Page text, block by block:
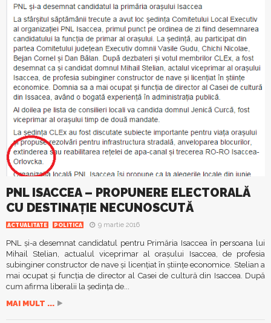
PNL ISACCEA – PROPUNERE ELECTORALĂ
CU DESTINAŢIE NECUNOSCUTĂ
ACTUALITATE POLITICA 9 martie 2016
PNL şi-a desemnat candidatul pentru Primăria Isaccea în persoana lui
Mihail Stelian, actualul viceprimar al orașului Isaccea, de profesia
subinginer constructor de nave și licențiat în științe economice. Stelian a
mai ocupat și funcția de director al Casei de cultură din Isaccea. După
cum afirma liberalii la ședința de...
MAI MULT ...